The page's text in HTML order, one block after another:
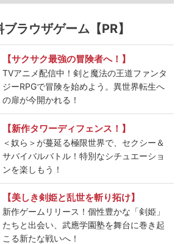
ラウザゲーム【PR】
【サクサク最強の冒険者へ！】
TVアニメ配信中！剣と魔法の王道ファンタ
ジーRPGで冒険を始めよう。異世界転生へ
の扉が今開かれる！
【新作タワーディフェンス！】
＜奴ら＞が蔓延る極限世界で、セクシー＆
サバイバルバトル！特別なシチュエーショ
ンを楽しもう！
【美しき剣姫と乱世を斬り拓け】
新作ゲームリリース！個性豊かな「剣姫」
たちと出会い、武應学園塾を舞台に巻き起
こる新たな戦いへ！